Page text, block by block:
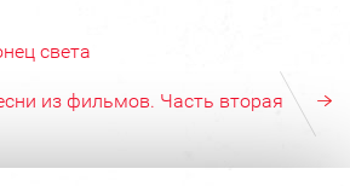
света
из фильмов. Часть вторая